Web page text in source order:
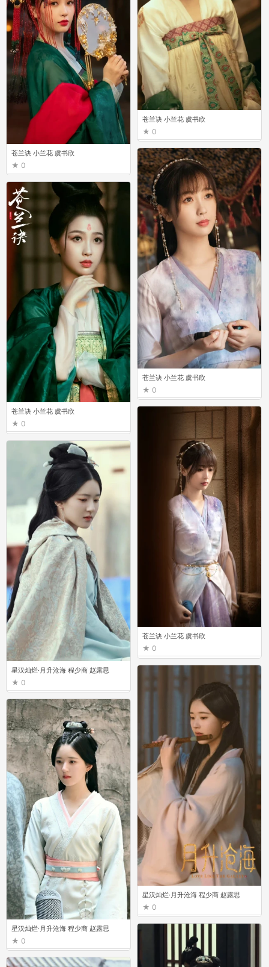
苍兰诀 小兰花 虞书欣
0
苍兰诀 小兰花 虞书欣
0
苍兰诀 小兰花 虞书欣
0
星汉灿烂·月升沧海 程少商 赵露思
0
星汉灿烂·月升沧海 程少商 赵露思
0
星汉灿烂·月升沧海 程少商 赵露思
0
苍兰诀 小兰花 虞书欣
0
苍兰诀 小兰花 虞书欣
0